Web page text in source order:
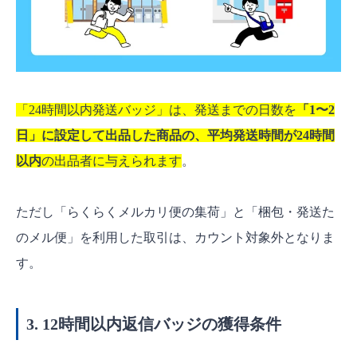
「24時間以内発送バッジ」は、発送までの日数を 「1〜2
日」に設定して出品した商品の、平均発送時間が24時間
以内の出品者に与えられます。
ただし「らくらくメルカリ便の集荷」と「梱包・発送た
のメル便」を利用した取引は、カウント対象外となりま
す。
3. 12時間以内返信バッジの獲得条件